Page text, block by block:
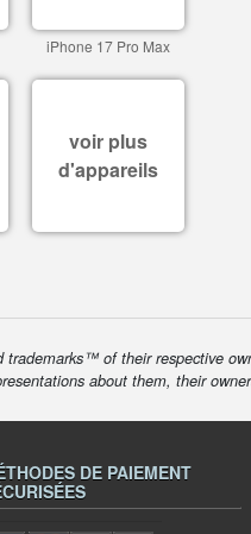
iPhone 17 Pro Max
voir plus
d'appareils
trademarks™ of their respective
about them, their
DE PAIEMENT